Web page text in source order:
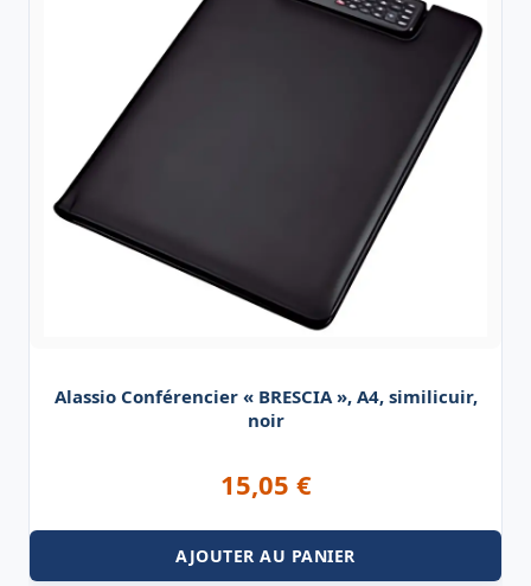
Alassio Conférencier « BRESCIA », A4, similicuir,
noir
15,05 €
AJOUTER AU PANIER